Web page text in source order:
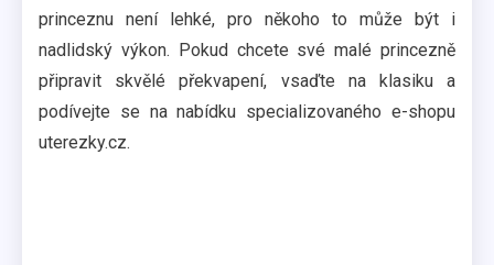
princeznu není lehké, pro někoho to může být i
nadlidský výkon. Pokud chcete své malé princezně
připravit skvělé překvapení, vsaďte na klasiku a
podívejte se na nabídku specializovaného e-shopu
uterezky.cz.